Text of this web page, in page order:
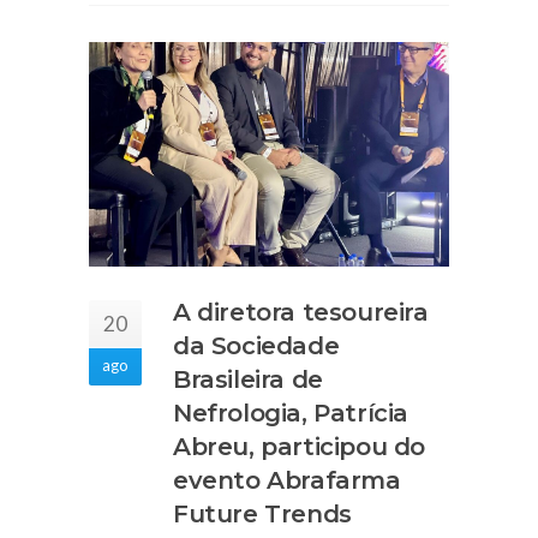
20
ago
A diretora tesoureira
da Sociedade
Brasileira de
Nefrologia, Patrícia
Abreu, participou do
evento Abrafarma
Future Trends